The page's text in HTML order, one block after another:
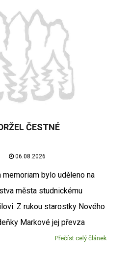
ČESTNÉ
06.08.2026
bylo uděleno na
města studnickému
Z rukou starostky Nového
Markové jej převza
Přečíst celý článek